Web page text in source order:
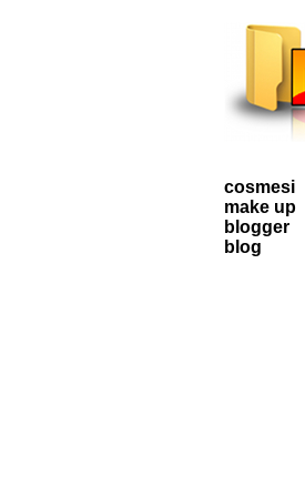
cosmesi
make up
blogger
blog